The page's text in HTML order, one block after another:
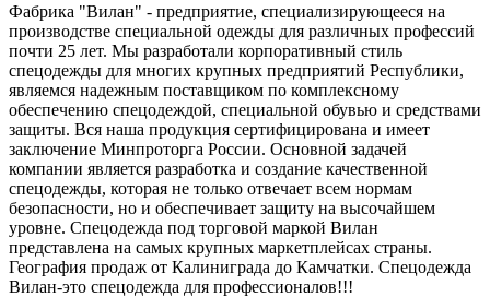
Фабрика "Вилан" - предприятие, специализирующееся на
производстве специальной одежды для различных профессий
почти 25 лет. Мы разработали корпоративный стиль
спецодежды для многих крупных предприятий Республики,
являемся надежным поставщиком по комплексному
обеспечению спецодеждой, специальной обувью и средствами
защиты. Вся наша продукция сертифицирована и имеет
заключение Минпроторга России. Основной задачей
компании является разработка и создание качественной
спецодежды, которая не только отвечает всем нормам
безопасности, но и обеспечивает защиту на высочайшем
уровне. Спецодежда под торговой маркой Вилан
представлена на самых крупных маркетплейсах страны.
География продаж от Калиниграда до Камчатки. Спецодежда
Вилан-это спецодежда для профессионалов!!!